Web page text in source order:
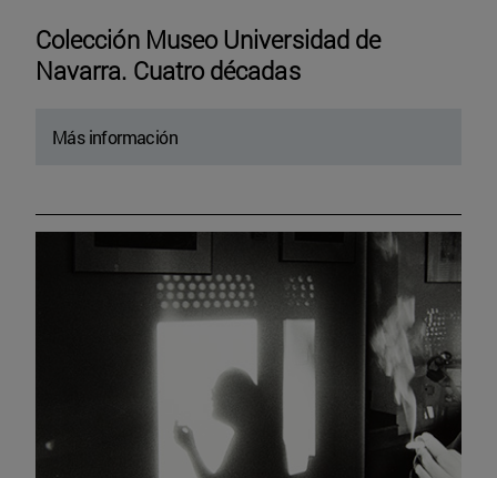
Colección Museo Universidad de
Navarra. Cuatro décadas
Más información